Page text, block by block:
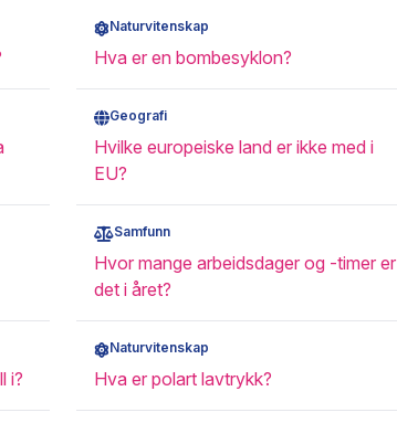
i?
Naturvitenskap
Hva er en bombesyklon?
Geografi
Hvilke europeiske land er ikke med i
EU?
Samfunn
Hvor mange arbeidsdager og -timer er
det i året?
Naturvitenskap
Hva er polart lavtrykk?